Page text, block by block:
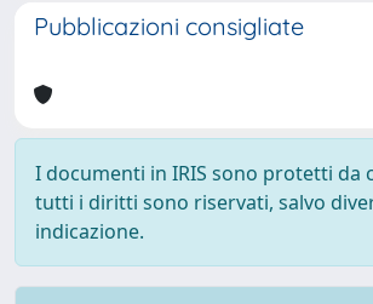
Pubblicazioni consigliate
I documenti in IRIS sono protetti da
tutti i diritti sono riservati, salvo
indicazione.